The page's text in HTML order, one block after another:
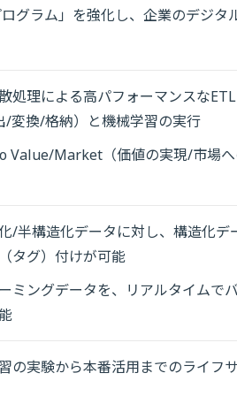
グラム」を強化し、企業のデジタ
処理による高パフォーマンスな
/変換/格納）と機械学習の実行
Value/Market（価値の実現/市場へ
/半構造化データに対し、構造化デ
タグ）付けが可能
ミングデータを、リアルタイムで
の実験から本番活用までのライフ